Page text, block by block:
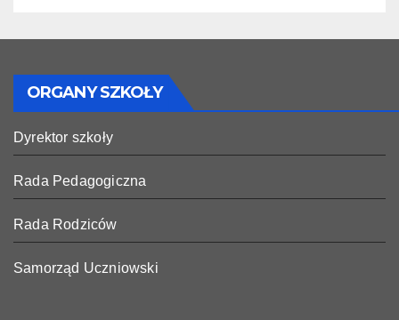
ORGANY SZKOŁY
Dyrektor szkoły
Rada Pedagogiczna
Rada Rodziców
Samorząd Uczniowski